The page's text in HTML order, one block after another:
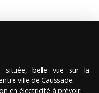
située, belle vue sur la
ville de Caussade.
en électricité à prévoir.